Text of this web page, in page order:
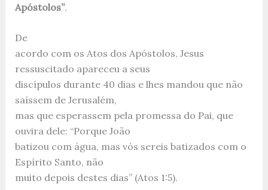
Apóstolos”.
De
acordo com os Atos dos Apóstolos, Jesus
ressuscitado apareceu a seus
discípulos durante 40 dias e lhes mandou que não
saíssem de Jerusalém,
mas que esperassem pela promessa do Pai, que
ouvira dele: “Porque João
batizou com água, mas vós sereis batizados com o
Espírito Santo, não
muito depois destes dias” (Atos 1:5).